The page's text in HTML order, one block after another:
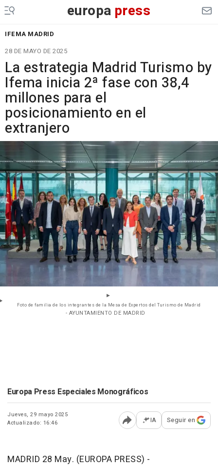
europa press
IFEMA MADRID
28 DE MAYO DE 2025
La estrategia Madrid Turismo by
Ifema inicia 2ª fase con 38,4
millones para el
posicionamiento en el
extranjero
Foto de familia de los integrantes de la Mesa de Expertos del Turismo de Madrid
- AYUNTAMIENTO DE MADRID
Europa Press Especiales Monográficos
Jueves, 29 mayo 2025
Actualizado: 16:46
Abrir opciones para
IA Seguir en
MADRID 28 May. (EUROPA PRESS) -